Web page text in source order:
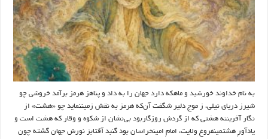
به نام خداوند خورشید و ماهکه دارد جهان را به داد و پناهز هرمز برآمد خروشی چو
شیرز دریای نیلی، ز موج دلیر شگفت آن‌که هرمز به نقش زمیننماید چو «هشت» از
نگار آفریننه هشتی که از گردش روزگاربود بی‌نشان از شکوه و وقار که هشت است و
یادآورِ هشتمینفروغ ولایت، امامِ امینخراسان بود گنبد آفتابز نورش جهان گشته چون